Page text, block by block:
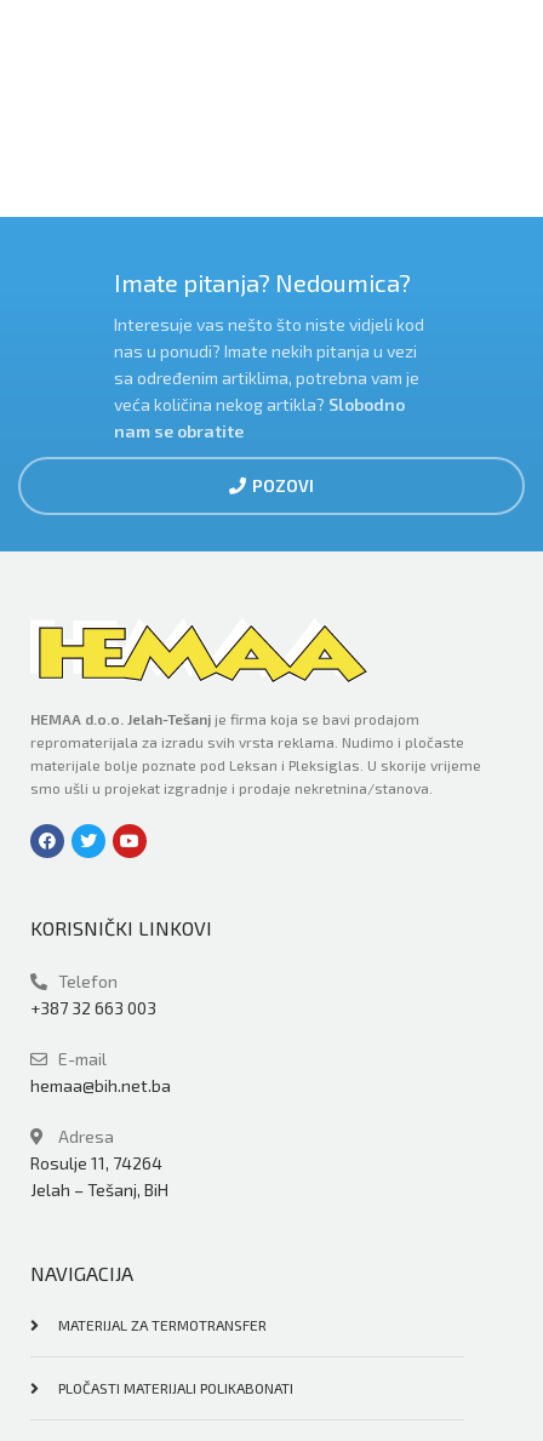
Imate pitanja? Nedoumica?
Interesuje vas nešto što niste vidjeli kod
nas u ponudi? Imate nekih pitanja u vezi
sa određenim artiklima, potrebna vam je
veća količina nekog artikla? Slobodno
nam se obratite
POZOVI
HEMAA d.o.o. Jelah-Tešanj je firma koja se bavi prodajom
repromaterijala za izradu svih vrsta reklama. Nudimo i pločaste
materijale bolje poznate pod Leksan i Pleksiglas. U skorije vrijeme
smo ušli u projekat izgradnje i prodaje nekretnina/stanova.
KORISNIČKI LINKOVI
Telefon
+387 32 663 003
E-mail
hemaa@bih.net.ba
Adresa
Rosulje 11, 74264
Jelah – Tešanj, BiH
NAVIGACIJA
MATERIJAL ZA TERMOTRANSFER
PLOČASTI MATERIJALI POLIKABONATI